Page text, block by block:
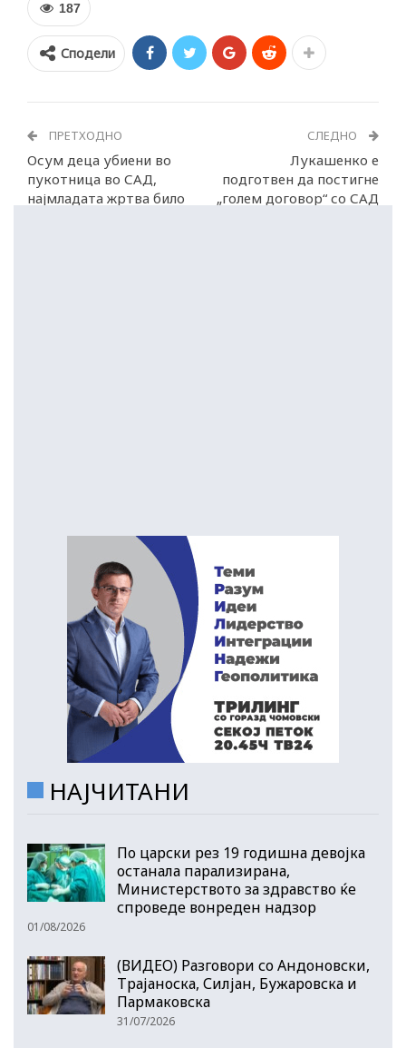
187
Сподели
ПРЕТХОДНО
Осум деца убиени во
пукотница во САД,
најмладата жртва било
СЛЕДНО
Лукашенко е
подготвен да постигне
„голем договор“ со САД
НАЈЧИТАНИ
По царски рез 19 годишна девојка
останала парализирана,
Министерството за здравство ќе
спроведе вонреден надзор
01/08/2026
(ВИДЕО) Разговори со Андоновски,
Трајаноска, Силјан, Бужаровска и
Пармаковска
31/07/2026